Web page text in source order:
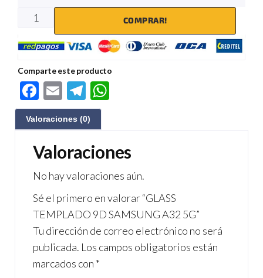
COMPRAR!
Comparte este producto
F
ac
e
b
o
o
k
E
m
ail
Te
le
gr
a
m
s
A
p
p
Valoraciones (0)
Valoraciones
No hay valoraciones aún.
Sé el primero en valorar “GLASS
TEMPLADO 9D SAMSUNG A32 5G”
Tu dirección de correo electrónico no será
publicada. Los campos obligatorios están
marcados con *